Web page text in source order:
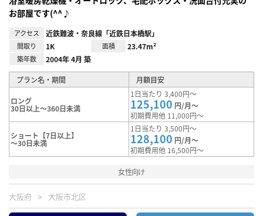
お部屋です(^^♪
アクセス 近鉄難波・奈良線「近鉄日本橋駅」
間取り 1K 面積 23.47m²
築年数 2004年 4月 築
プラン名・期間 月額目安
ロング
30日以上～360日未満
1日当たり 3,400円～
125,100 円/月～
初期費用他 11,000円～
ショート【7日以上】
～30日未満
1日当たり 3,500円～
128,100 円/月～
初期費用他 16,500円～
女性向け
大阪府 大阪市北区